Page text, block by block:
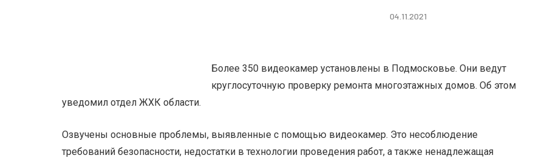
04.11.2021
Более 350 видеокамер установлены в Подмосковье. Они ведут
круглосуточную проверку ремонта многоэтажных домов. Об этом
уведомил отдел ЖХК области.
Озвучены основные проблемы, выявленные с помощью видеокамер. Это несоблюдение
требований безопасности, недостатки в технологии проведения работ, а также ненадлежащая